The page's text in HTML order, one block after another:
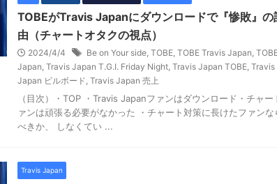
TOBEがTravis Japanにダウンロードで『惨敗』の
由（チャートオタクの視点）
2024/4/4 Be on Your side, TOBE, TOBE Travis Japan,
Japan, Travis Japan T.G.I. Friday Night, Travis Japan TOBE, Travis
Japan ビルボード, Travis Japan 売上
（目次）・TOP ・Travis Japanファンはダウンロード・チャ
ァンは頑張る必要がなかった ・チャート対策に長けたファン
べきか、 しなくてい ...
Travis Japan